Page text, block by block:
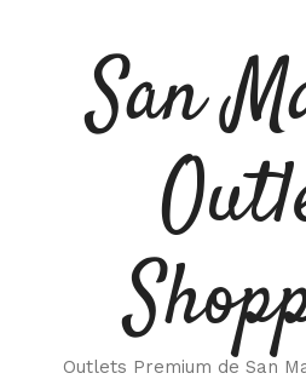
contenidoSan
Outlets Premium de San